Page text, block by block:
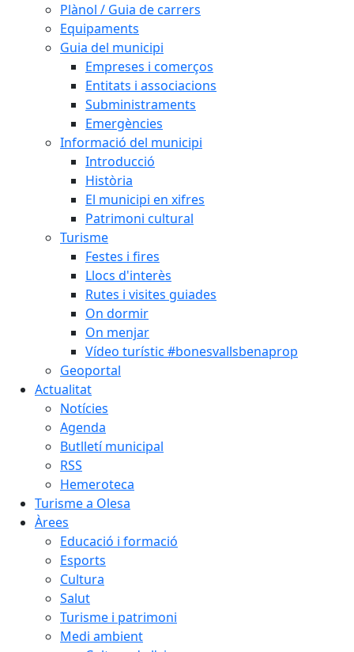
Plànol / Guia de carrers
Equipaments
Guia del municipi
Empreses i comerços
Entitats i associacions
Subministraments
Emergències
Informació del municipi
Introducció
Història
El municipi en xifres
Patrimoni cultural
Turisme
Festes i fires
Llocs d'interès
Rutes i visites guiades
On dormir
On menjar
Vídeo turístic #bonesvallsbenaprop
Geoportal
Actualitat
Notícies
Agenda
Butlletí municipal
RSS
Hemeroteca
Turisme a Olesa
Àrees
Educació i formació
Esports
Cultura
Salut
Turisme i patrimoni
Medi ambient